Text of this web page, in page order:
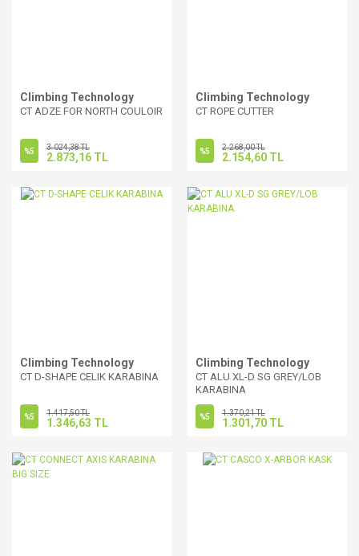
Climbing Technology
CT ADZE FOR NORTH COULOIR
%5 3.024,38 TL
2.873,16 TL
Climbing Technology
CT ROPE CUTTER
%5 2.268,00 TL
2.154,60 TL
Climbing Technology
CT D-SHAPE CELIK KARABINA
%5 1.417,50 TL
1.346,63 TL
Climbing Technology
CT ALU XL-D SG GREY/LOB
KARABINA
%5 1.370,21 TL
1.301,70 TL